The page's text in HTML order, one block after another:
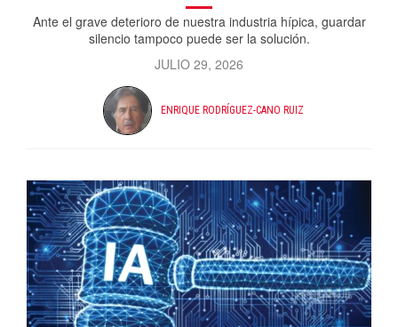
Ante el grave deterioro de nuestra industria hípica, guardar
silencio tampoco puede ser la solución.
JULIO 29, 2026
ENRIQUE RODRÍGUEZ-CANO RUIZ